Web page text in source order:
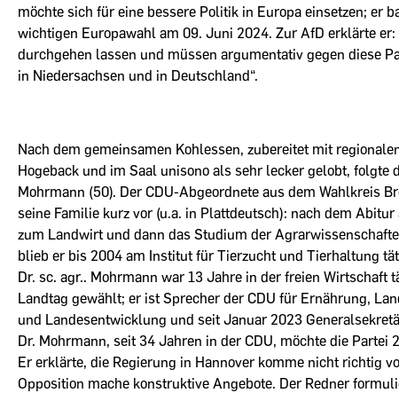
möchte sich für eine bessere Politik in Europa einsetzen; er
wichtigen Europawahl am 09. Juni 2024. Zur AfD erklärte
durchgehen lassen und müssen argumentativ gegen diese
in Niedersachsen und in Deutschland“.
Nach dem gemeinsamen Kohlessen, zubereitet mit
Hogeback und im Saal unisono als sehr lecker gelobt, folgte
Mohrmann (50). Der CDU-Abgeordnete aus dem Wahlkreis
seine Familie kurz vor (u.a. in Plattdeutsch): nach dem
zum Landwirt und dann das Studium der
blieb er bis 2004 am Institut für Tierzucht und Tierhaltung
Dr. sc. agr.. Mohrmann war 13 Jahre in der freien Wirtschaft
Landtag gewählt; er ist Sprecher der CDU für Ernährung,
und Landesentwicklung und seit Januar 2023
Dr. Mohrmann, seit 34 Jahren in der CDU, möchte die Partei
Er erklärte, die Regierung in Hannover komme nicht richtig
Opposition mache konstruktive Angebote. Der Redner